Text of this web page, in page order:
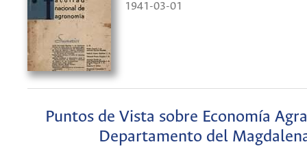
1941-03-01
Puntos de Vista sobre Economía
Departamento del